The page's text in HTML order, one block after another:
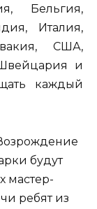
Бельгия,
Италия,
США,
и
каждый
будут
мастер-
ребят из